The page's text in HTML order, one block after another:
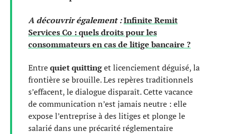
A découvrir également :Infinite Remit
Services Co : quels droits pour les
consommateurs en cas de litige bancaire ?
Entrequiet quittinget licenciement déguisé, la
frontière se brouille. Les repères traditionnels
s’effacent, le dialogue disparaît. Cette vacance
de communication n’est jamais neutre : elle
expose l’entreprise à des litiges et plonge le
salarié dans une précarité réglementaire